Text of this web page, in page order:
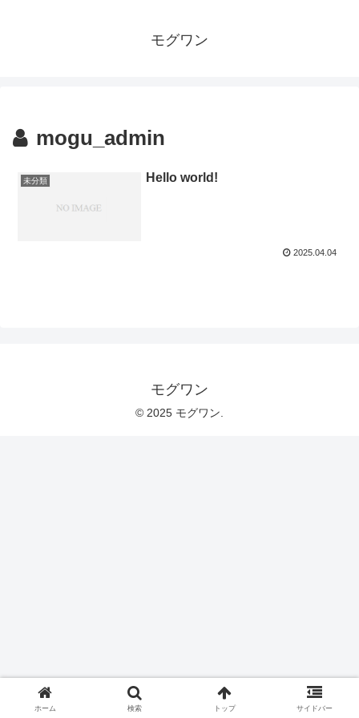
モグワン
mogu_admin
未分類 Hello world!
2025.04.04
モグワン
© 2025 モグワン.
ホーム 検索 トップ サイドバー